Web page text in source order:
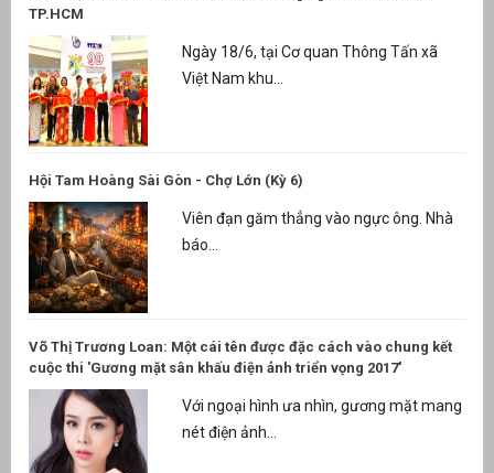
TP.HCM
Ngày 18/6, tại Cơ quan Thông Tấn xã
Việt Nam khu...
Hội Tam Hoàng Sài Gòn - Chợ Lớn (Kỳ 6)
Viên đạn găm thẳng vào ngực ông. Nhà
báo...
Võ Thị Trương Loan: Một cái tên được đặc cách vào chung kết
cuộc thi 'Gương mặt sân khấu điện ảnh triển vọng 2017'
Với ngoại hình ưa nhìn, gương mặt mang
nét điện ảnh...